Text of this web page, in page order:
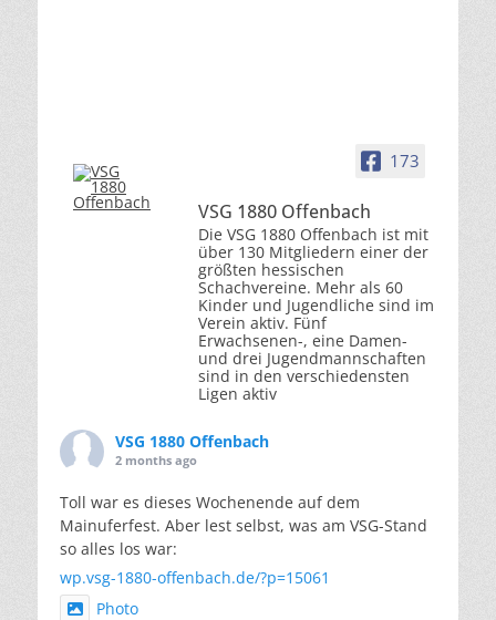
173
VSG 1880 Offenbach
Die VSG 1880 Offenbach ist mit
über 130 Mitgliedern einer der
größten hessischen
Schachvereine. Mehr als 60
Kinder und Jugendliche sind im
Verein aktiv. Fünf
Erwachsenen-, eine Damen-
und drei Jugendmannschaften
sind in den verschiedensten
Ligen aktiv
VSG 1880 Offenbach
2 months ago
Toll war es dieses Wochenende auf dem
Mainuferfest. Aber lest selbst, was am VSG-Stand
so alles los war:
wp.vsg-1880-offenbach.de/?p=15061
Photo